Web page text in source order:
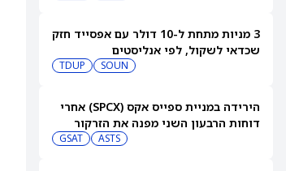
3 מניות מתחת ל-10 דולר עם אפסייד חזק
שכדאי לשקול, לפי אנליסטים
SOUN
TDUP
הירידה במניית ספייס אקס (SPCX) אחרי
דוחות הרבעון השני מפנה את הזרקור
לקרנות סל חלל עם חשיפה גבוהה
ASTS
GSAT